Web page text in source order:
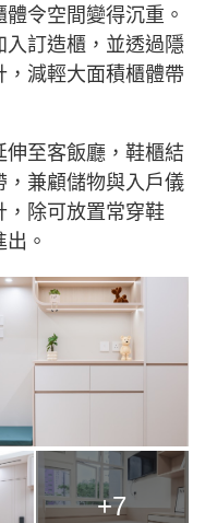
令空間變得沉重。
訂造櫃，並透過隱
減輕大面積櫃體帶
伸至客飯廳，鞋櫃結
，兼顧儲物與入戶儀
，除可放置常穿鞋
。
+7